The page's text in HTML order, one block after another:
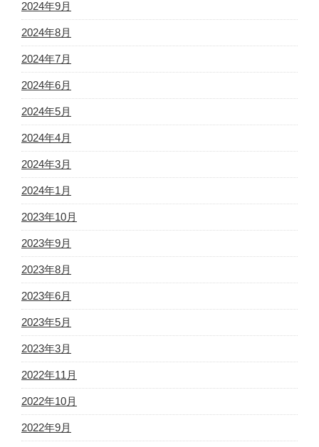
2024年9月
2024年8月
2024年7月
2024年6月
2024年5月
2024年4月
2024年3月
2024年1月
2023年10月
2023年9月
2023年8月
2023年6月
2023年5月
2023年3月
2022年11月
2022年10月
2022年9月